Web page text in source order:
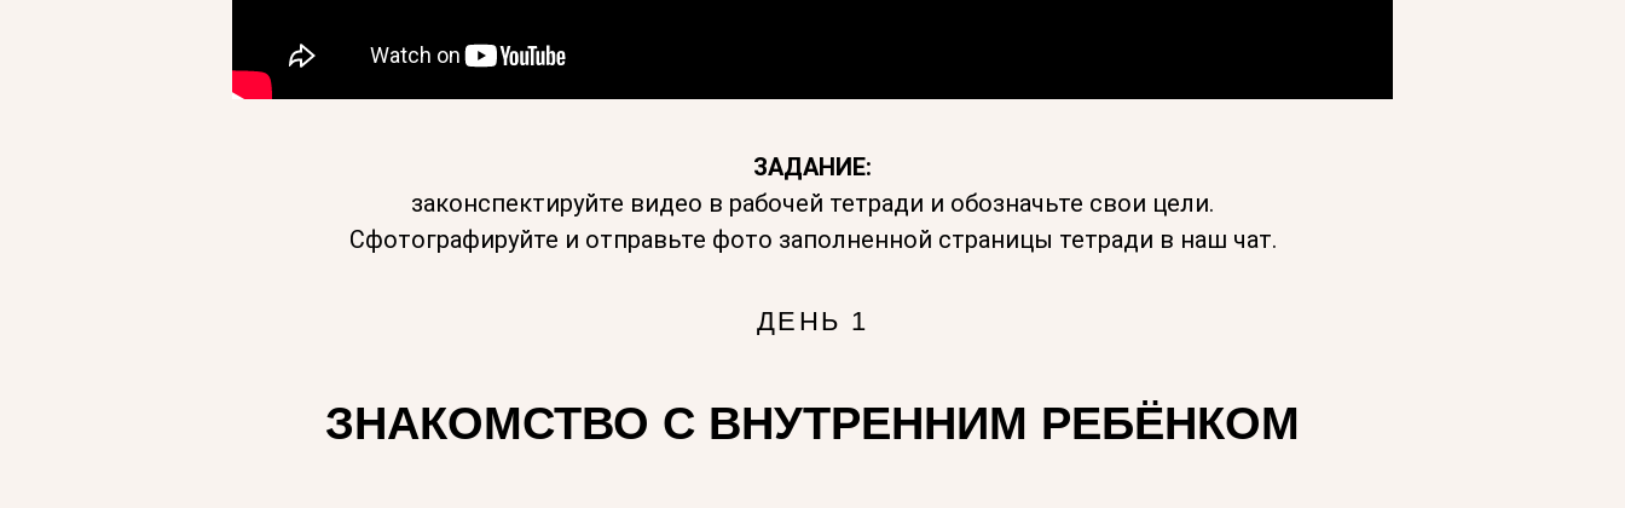
ЗАДАНИЕ:
законспектируйте видео в рабочей тетради и обозначьте свои цели.
Сфотографируйте и отправьте фото заполненной страницы тетради в наш чат.
ДЕНЬ 1
ЗНАКОМСТВО С ВНУТРЕННИМ РЕБЁНКОМ